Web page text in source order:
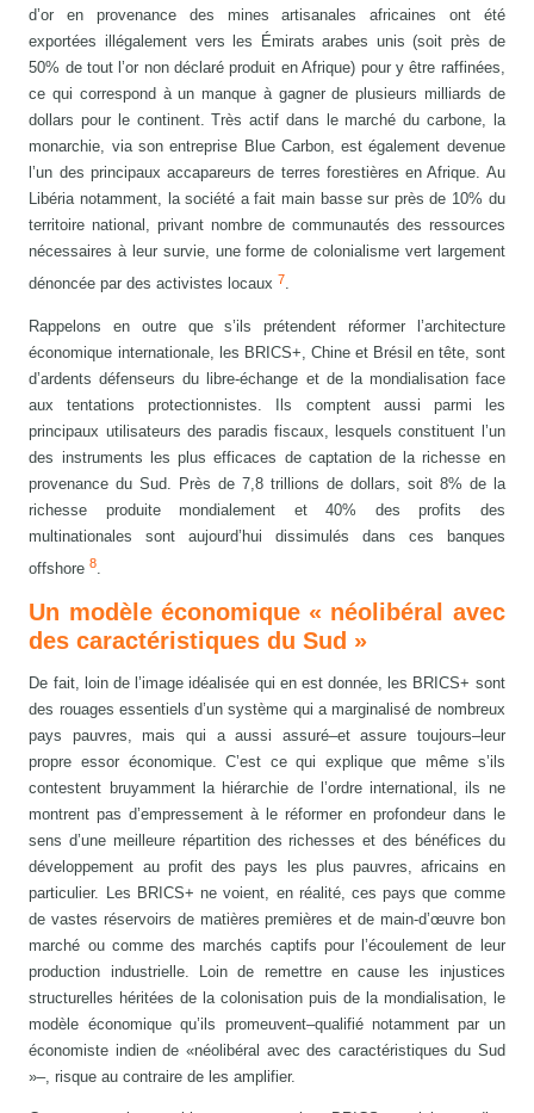
d’or en provenance des mines artisanales africaines ont été
exportées illégalement vers les Émirats arabes unis (soit près de
50% de tout l’or non déclaré produit en Afrique) pour y être raffinées,
ce qui correspond à un manque à gagner de plusieurs milliards de
dollars pour le continent. Très actif dans le marché du carbone, la
monarchie, via son entreprise Blue Carbon, est également devenue
l’un des principaux accapareurs de terres forestières en Afrique. Au
Libéria notamment, la société a fait main basse sur près de 10% du
territoire national, privant nombre de communautés des ressources
nécessaires à leur survie, une forme de colonialisme vert largement
dénoncée par des activistes locaux 7.
Rappelons en outre que s’ils prétendent réformer l’architecture
économique internationale, les BRICS+, Chine et Brésil en tête, sont
d’ardents défenseurs du libre-échange et de la mondialisation face
aux tentations protectionnistes. Ils comptent aussi parmi les
principaux utilisateurs des paradis fiscaux, lesquels constituent l’un
des instruments les plus efficaces de captation de la richesse en
provenance du Sud. Près de 7,8 trillions de dollars, soit 8% de la
richesse produite mondialement et 40% des profits des
multinationales sont aujourd’hui dissimulés dans ces banques
offshore8.
Un modèle économique « néolibéral avec
des caractéristiques du Sud »
De fait, loin de l’image idéalisée qui en est donnée, les BRICS+ sont
des rouages essentiels d’un système qui a marginalisé de nombreux
pays pauvres, mais qui a aussi assuré–et assure toujours–leur
propre essor économique. C’est ce qui explique que même s’ils
contestent bruyamment la hiérarchie de l’ordre international, ils ne
montrent pas d’empressement à le réformer en profondeur dans le
sens d’une meilleure répartition des richesses et des bénéfices du
développement au profit des pays les plus pauvres, africains en
particulier. Les BRICS+ ne voient, en réalité, ces pays que comme
de vastes réservoirs de matières premières et de main-d’œuvre bon
marché ou comme des marchés captifs pour l’écoulement de leur
production industrielle. Loin de remettre en cause les injustices
structurelles héritées de la colonisation puis de la mondialisation, le
modèle économique qu’ils promeuvent–qualifié notamment par un
économiste indien de «néolibéral avec des caractéristiques du Sud
»–, risque au contraire de les amplifier.